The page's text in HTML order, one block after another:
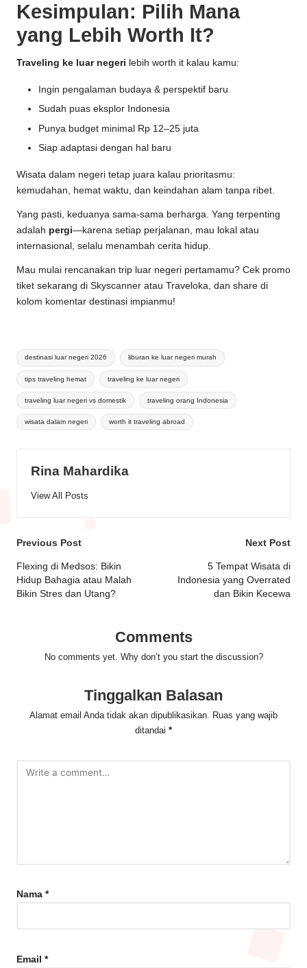
Kesimpulan: Pilih Mana
yang Lebih Worth It?
Traveling ke luar negeri lebih worth it kalau kamu:
Ingin pengalaman budaya & perspektif baru
Sudah puas eksplor Indonesia
Punya budget minimal Rp 12–25 juta
Siap adaptasi dengan hal baru
Wisata dalam negeri tetap juara kalau prioritasmu:
kemudahan, hemat waktu, dan keindahan alam tanpa ribet.
Yang pasti, keduanya sama-sama berharga. Yang terpenting
adalah pergi—karena setiap perjalanan, mau lokal atau
internasional, selalu menambah cerita hidup.
Mau mulai rencanakan trip luar negeri pertamamu? Cek promo
tiket sekarang di Skyscanner atau Traveloka, dan share di
kolom komentar destinasi impianmu!
Tags:
destinasi luar negeri 2026 liburan ke luar negeri murah
tips traveling hemat traveling ke luar negeri
traveling luar negeri vs domestik traveling orang Indonesia
wisata dalam negeri worth it traveling abroad
Rina Mahardika
View All Posts
Post
navigation
Previous Post
Flexing di Medsos: Bikin
Hidup Bahagia atau Malah
Bikin Stres dan Utang?
Next Post
5 Tempat Wisata di
Indonesia yang Overrated
dan Bikin Kecewa
Comments
No comments yet. Why don’t you start the discussion?
Tinggalkan Balasan
Alamat email Anda tidak akan dipublikasikan. Ruas yang wajib
ditandai *
Nama *
Email *